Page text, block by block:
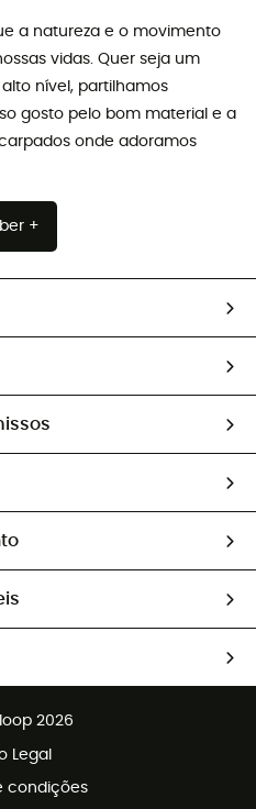
a natureza e o movimento
vidas. Quer seja um
nível, partilhamos
gosto pelo bom material e a
onde adoramos
+
2026
Legal
condições